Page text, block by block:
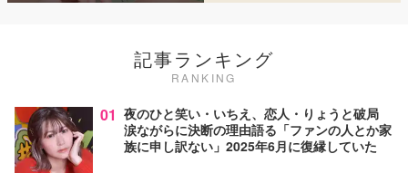
記事ランキング
RANKING
01 夜のひと笑い・いちえ、恋人・りょうと破局
涙ながらに決断の理由語る「ファンの人とか家
族に申し訳ない」2025年6月に復縁していた